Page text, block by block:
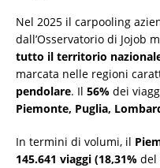
Nel 2025 il carpooling
dall’Osservatorio di Jojob
tutto il territorio
marcata nelle regioni
pendolare. Il 56% dei
Piemonte, Puglia,
In termini di volumi, il
145.641 viaggi (18,31% del